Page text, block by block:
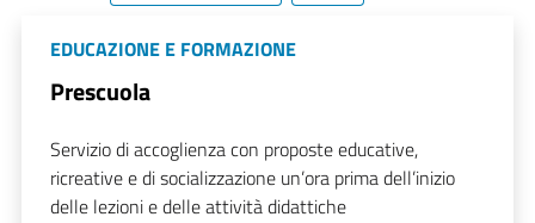
EDUCAZIONE E FORMAZIONE
Prescuola
Servizio di accoglienza con proposte educative,
ricreative e di socializzazione un’ora prima dell’inizio
delle lezioni e delle attività didattiche